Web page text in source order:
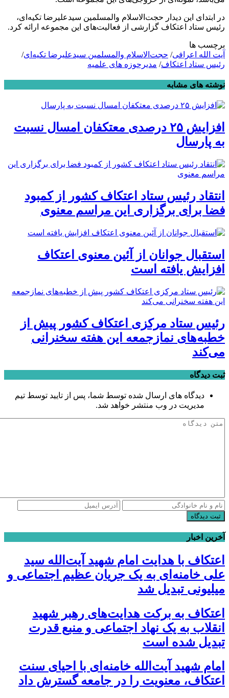
در ابتدای این دیدار حجت‌الاسلام والمسلمین سیدعلیرضا تکیه‌ای،
رئیس ستاد اعتکاف گزارشی از فعالیت‌های این مجموعه ارائه کرد.
برچسب ها
آیت الله اعرافی/ حجت‌الاسلام والمسلمین سیدعلیرضا تکیه‌ای/
رئیس ستاد اعتکاف/ مدیرحوزه های علمیه
نوشته های مشابه
افزایش ۲۵ درصدی معتکفان امسال نسبت
به پارسال
انتقاد رئیس ستاد اعتکاف کشور از کمبود
فضا برای برگزاری این مراسم معنوی
استقبال جوانان از آئین معنوی اعتکاف
افزایش یافته است
رئیس ستاد مرکزی اعتکاف کشور پیش از
خطبه‌های نمازجمعه این هفته سخنرانی
می‌کند
ثبت دیدگاه
دیدگاه های ارسال شده توسط شما، پس از تایید توسط تیم
مدیریت در وب منتشر خواهد شد.
ثبت دیدگاه
آخرین اخبار
اعتکاف با هدایت امام شهید آیت‌الله سید
علی خامنه‌ای به یک جریان عظیم اجتماعی و
میلیونی تبدیل شد
اعتکاف به برکت هدایت‌های رهبر شهید
انقلاب به یک نهاد اجتماعی و منبع قدرت
تبدیل شده است
امام شهید آیت‌الله خامنه‌ای با احیای سنت
اعتکاف، معنویت را در جامعه گسترش داد